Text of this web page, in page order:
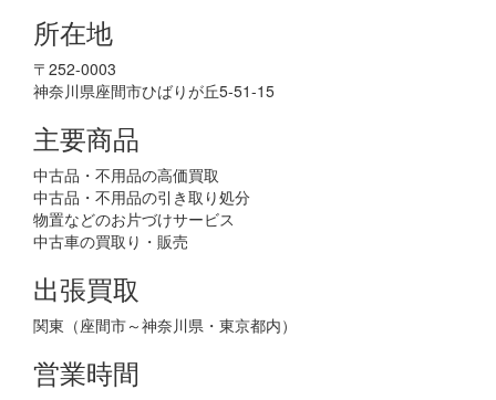
所在地
〒252-0003
神奈川県座間市ひばりが丘5-51-15
主要商品
中古品・不用品の高価買取
中古品・不用品の引き取り処分
物置などのお片づけサービス
中古車の買取り・販売
出張買取
関東（座間市～神奈川県・東京都内）
営業時間